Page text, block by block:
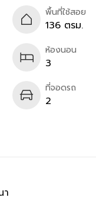
พื้นที่ใช้สอย
136 ตรม.
ห้องนอน
3
ที่จอดรถ
2
า